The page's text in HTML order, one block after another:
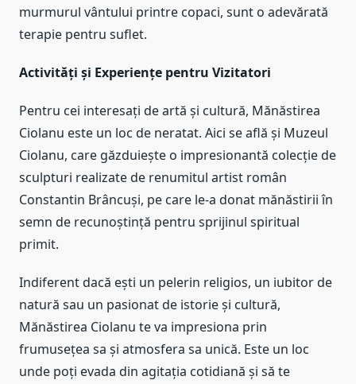
murmurul vântului printre copaci, sunt o adevărată
terapie pentru suflet.
Activități și Experiențe pentru Vizitatori
Pentru cei interesați de artă și cultură, Mănăstirea
Ciolanu este un loc de neratat. Aici se află și Muzeul
Ciolanu, care găzduiește o impresionantă colecție de
sculpturi realizate de renumitul artist român
Constantin Brâncuși, pe care le-a donat mănăstirii în
semn de recunoștință pentru sprijinul spiritual
primit.
Indiferent dacă ești un pelerin religios, un iubitor de
natură sau un pasionat de istorie și cultură,
Mănăstirea Ciolanu te va impresiona prin
frumusețea sa și atmosfera sa unică. Este un loc
unde poți evada din agitația cotidiană și să te